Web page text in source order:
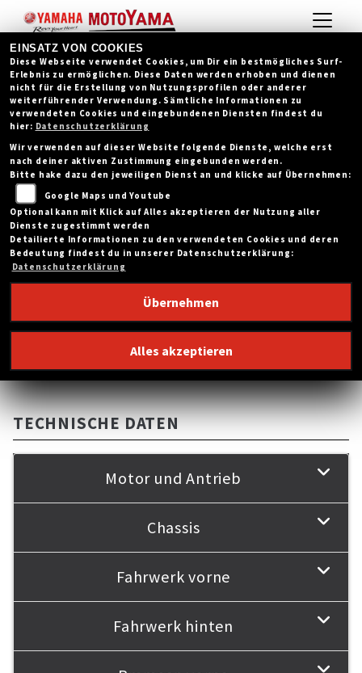
YAMAHA MT-09 Y-AMT 35KW
TECHNISCHE DATEN
Motor und Antrieb
Chassis
Fahrwerk vorne
Fahrwerk hinten
EINSATZ VON COOKIES
Diese Webseite verwendet Cookies, um Dir ein bestmögliches Surf-
Erlebnis zu ermöglichen. Diese Daten werden erhoben und dienen
nicht für die Erstellung von Nutzungsprofilen oder anderer
weiterführender Verwendung. Sämtliche Informationen zu
verwendeten Cookies und eingebundenen Diensten findest du
hier: Datenschutzerklärung
Wir verwenden auf dieser Website folgende Dienste, welche erst
nach deiner aktiven Zustimmung eingebunden werden.
Bitte hake dazu den jeweiligen Dienst an und klicke auf Übernehmen:
Google Maps und Youtube
Optional kann mit Klick auf Alles akzeptieren der Nutzung aller
Dienste zugestimmt werden
Detailierte Informationen zu den verwendeten Cookies und deren
Bedeutung findest du in unserer Datenschutzerklärung:
Datenschutzerklärung
Übernehmen
Alles akzeptieren